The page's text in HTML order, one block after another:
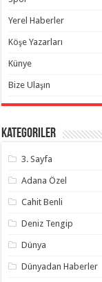
Yerel Haberler
Köşe Yazarları
Künye
Bize Ulaşın
Kategoriler
3. Sayfa
Adana Özel
Cahit Benli
Deniz Tengip
Dünya
Dünyadan Haberler